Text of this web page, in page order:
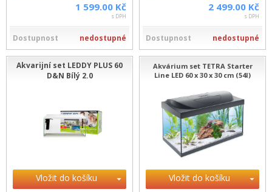
1 599.00 Kč
s DPH
Dostupnost nedostupné
2 499.00 Kč
s DPH
Dostupnost nedostupné
Akvarijní set LEDDY PLUS 60
D&N Bílý 2.0
Vložit do košíku
Akvárium set TETRA Starter
Line LED 60 x 30 x 30 cm (54l)
Vložit do košíku